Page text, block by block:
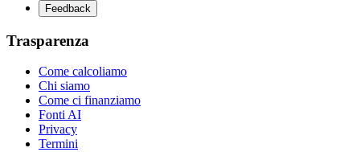
Feedback
Trasparenza
Come calcoliamo
Chi siamo
Come ci finanziamo
Fonti AI
Privacy
Termini